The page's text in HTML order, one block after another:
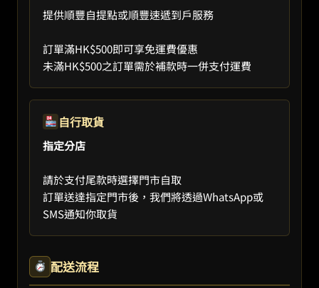
提供順豐自提點或順豐速遞到戶服務
訂單滿HK$500即可享免運費優惠
未滿HK$500之訂單需於補款時一併支付運費
自行取貨
指定分店
請於支付尾款時選擇門市自取
訂單送達指定門市後，我們將透過WhatsApp或
SMS通知你取貨
配送流程